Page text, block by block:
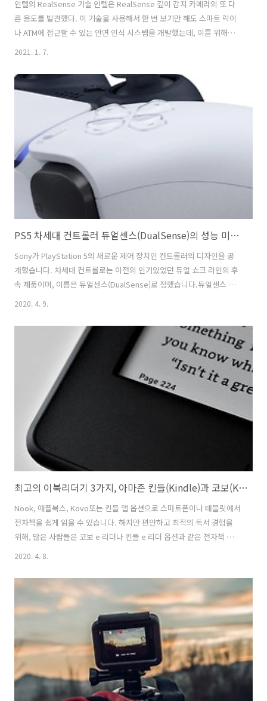
인텔의 RealSense 기술 인텔은 RealSense 깊이 감지 카메라의 또 다
른 용도를 발견했다. 이 기술을 사용해서 한 번 보기만 해도 스마트 락이
나 ATM에 접근할 수 있는 안면 인식 시스템을 개발했는데, 이를 위해서
인공지능 신경망 기술을 사용했다. Apple의 Face ID와 유사하게
머리카락의 변화와 누군가가 안경을 쓰고 있는지의 여부까지도 설명할
수 있기 때문에 시간이 지남에 따라 점점 사용자의 얼굴에 적응한다고 말
했다. RealSense ID는 다양한 조명 조건에서도 문제없이작동하며, 인
증은 1초 이내에 이루어진다고 합니다. 인텔에 의하면, 그것은 "모든 피
부톤과 음영 및 조명"과 함께 신뢰성 있게 작동하며, ..
2021. 1. 7.
PS5 차세대 컨트롤러 듀얼센스(DualSense)의 성능 미리보기
Sony가 PlayStation 5의 새로운 제어 장치인 컨트롤러의 디자인을 공
개했습니다. 차세대 컨트롤로는 이전의 인기있었던 듀얼 쇼크 라인의 후
속 제품이며, 이름은 듀얼센스(DualSense)로 정했습니다.듀얼센스 컨
트롤러는 검은색과 흰색으로 구성되어 있으며, 어떤 면에서는 게임패드
듯 합니다. 그러나 이 제품은 여전히 DualShock 레거시 제품이며 이전
PlayStation 컨트롤러와 동일한 익숙한 버튼 레이아웃을 가지고 있습니
다. 듀얼센스에는 소니가 말하는 게임 몰입감이 높아질 것이라는 촉각적
피드백이 통합되어 있습니다. 햅틱 피드백은 현재 세대 컨트롤러의 비교
적 일반적이고 비특이적인 럼블 진동보다 개선되어야 하며, 소니 역시 "..
2020. 4. 9.
최고의 이북리더기 3가지, 아마존 킨들(Kindle)과 코보(Kovo) 리브라
Nook, 애플북스, Kovo또는 킨들 앱 옵션으로 스마트폰이나 태블릿에서
전자책을 쉽게 읽을 수 있습니다. 하지만 편안하고 최적의 독서 경험을
위해, 많은 사람들은 코보 e 리더나 킨들 e 리더 옵션과 같은 전자책 리더
기, 이북리더기에서 디지털 독서를 하는 것을 선호합니다. 왜냐하면 전용
옵션의 산만함으로부터 자유롭습니다. 더 좋은 것은, 전자책 독자들이 전
자링크 기술을 사용하기 때문에, 그들은 배터리 수명도 매우 좋고, 태블
릿이나 스마트폰과는 달리, 그들의 디스플레이는 직사광선에 씻겨 나가
지 않기 때문에 수영장이나 해변에서 읽기에 아주 좋습니다. 최근 많은
새로운 리더기 모델들도 내수에 강하게 출시되고 자체 발광 스크린이 탑
재되어..
2020. 4. 8.